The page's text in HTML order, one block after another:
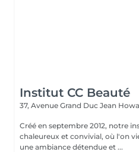
Institut CC Beauté
37, Avenue Grand Duc Jean
Créé en septembre 2012, notre
chaleureux et convivial, où l'on
une ambiance détendue et ...